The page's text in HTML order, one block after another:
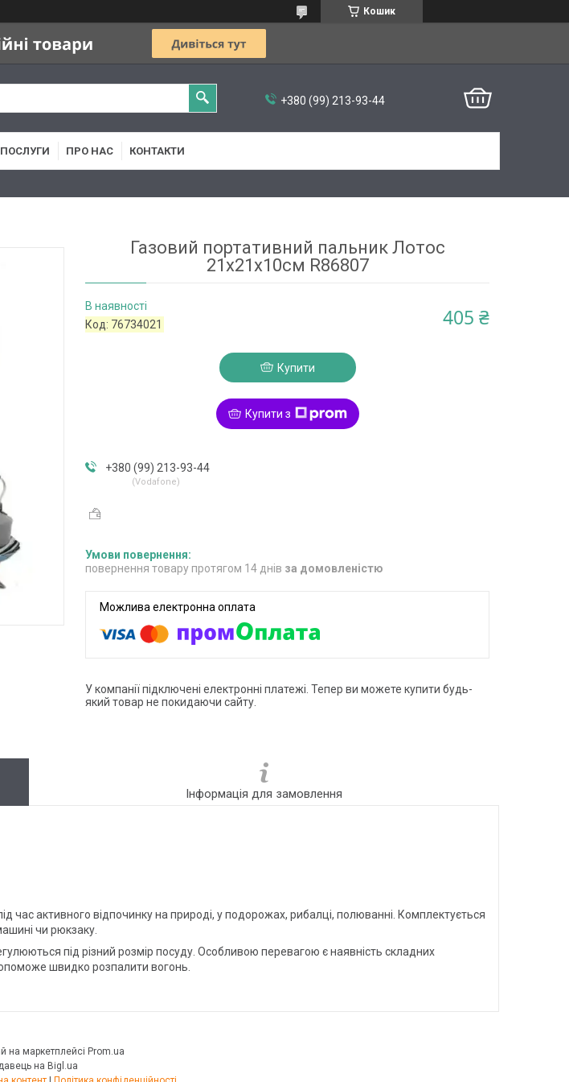
Кошик
+380 (99) 213-93-44
ПРО НАС КОНТАКТИ
Газовий портативний пальник Лотос
21x21x10см R86807
В наявності
Код: 76734021 405 ₴
Купити
Купити з
+380 (99) 213-93-44
Vodafone
повернення товару протягом 14 днів за домовленістю
У компанії підключені електронні платежі. Тепер ви можете купити будь-
який товар не покидаючи сайту.
Інформація для замовлення
час активного відпочинку на природі, у подорожах, рибалці, полюванні. Комплектується
чи рюкзаку.
під різний розмір посуду. Особливою перевагою є наявність складних
швидко розпалити вогонь.
на маркетплейсі Prom.ua
на Bigl.ua